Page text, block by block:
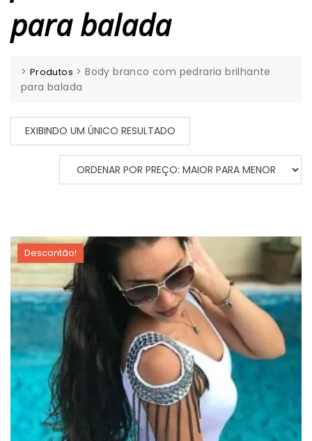
para balada
> Produtos >Body branco com pedraria brilhante
para balada
EXIBINDO UM ÚNICO RESULTADO
Descontão!